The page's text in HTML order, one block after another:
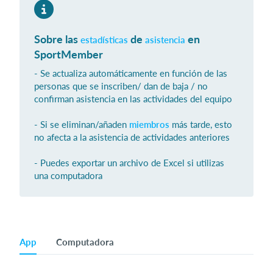
Español
Iniciar sesión
Sobre las estadísticas de asistencia en
SportMember
- Se actualiza automáticamente en función de las
personas que se inscriben/ dan de baja / no
confirman asistencia en las actividades del equipo
- Si se eliminan/añaden miembros más tarde, esto
no afecta a la asistencia de actividades anteriores
- Puedes exportar un archivo de Excel si utilizas
una computadora
App Computadora